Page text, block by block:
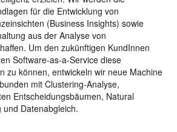
für die Entwicklung von
(Business Insights) sowie
aus der Analyse von
Um den zukünftigen KundInnen
Software-as-a-Service diese
zu können, entwickeln wir neue Machine
mit Clustering-Analyse,
Entscheidungsbäumen, Natural
Datenabgleich.